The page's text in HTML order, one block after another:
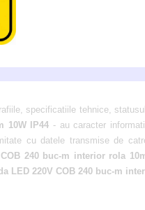
specificatiile tehnice,
10W IP44 - au caracter
cu datele transmise de
240 buc-m interior rola
LED 220V COB 240 buc-m